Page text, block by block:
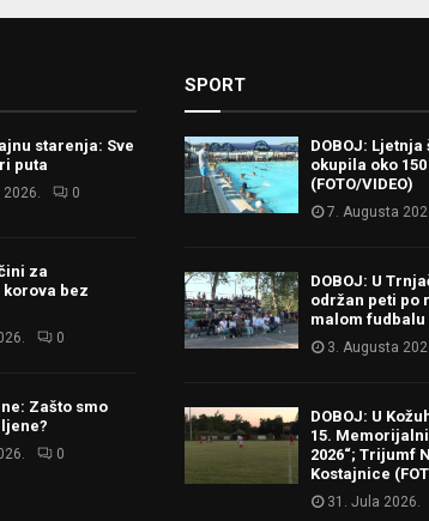
starenja: Sve
puta
0
za
bez
0
Zašto smo
0
SPORT
DOBOJ:
okupila oko
(FOTO/VIDEO)
7. Augusta
DOBOJ: U
održan peti po
malom fudbalu
3. Augusta
DOBOJ: U
15.
2026“; Trijumf
Kostajnice
31. Jula 2026.